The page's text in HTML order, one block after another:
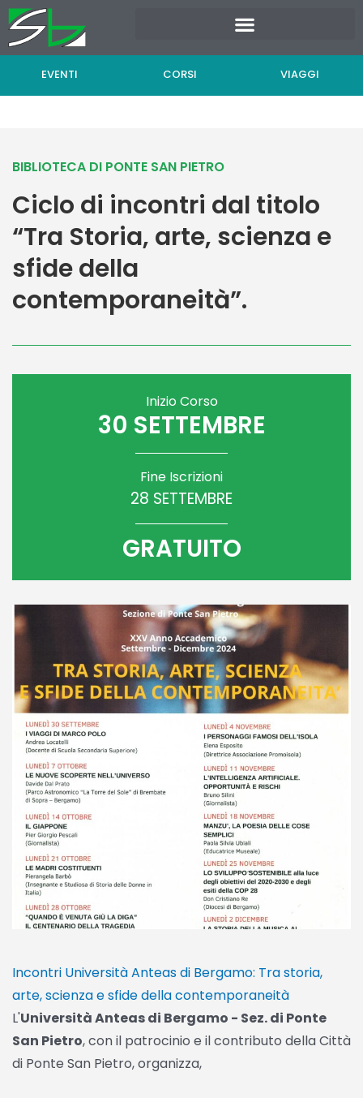
Vai
al
contenuto
EVENTI CORSI VIAGGI
BIBLIOTECA DI PONTE SAN PIETRO
Ciclo di incontri dal titolo
“Tra Storia, arte, scienza e
sfide della
contemporaneità”.
Inizio Corso
30 SETTEMBRE
Fine Iscrizioni
28 SETTEMBRE
GRATUITO
Incontri Università Anteas di Bergamo: Tra storia,
arte, scienza e sfide della contemporaneità
L'Università Anteas di Bergamo - Sez. di Ponte
San Pietro, con il patrocinio e il contributo della Città
di Ponte San Pietro, organizza,